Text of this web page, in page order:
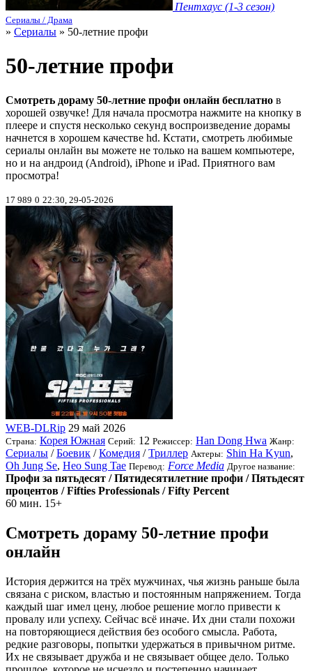
Пентхаус (1-3 сезон)
Сериалы / Драма
» Сериалы » 50-летние профи
50-летние профи
Смотреть дораму 50-летние профи онлайн бесплатно в
хорошей озвучке! Для начала просмотра нажмите на кнопку в
плеере и спустя несколько секунд воспроизведение дорамы
начнется в хорошем качестве hd. Кстати, смотреть любимые
сериалы онлайн вы можете не только на вашем компьютере,
но и на андроид (Android), iPhone и iPad. Приятного вам
просмотра!
17 989 0 22:30, 29-05-2026
WEB-DLRip 29 май 2026
Страна: Корея Южная Серий: 12 Режиссер: Han Dong Hwa Жанр:
Сериалы /Боевик /Комедия /Триллер Актеры: Shin Ha Kyun,
Oh Jung Se, Heo Sung Tae Перевод: Force Media Другое название:
Профи за пятьдесят / Пятидесятилетние профи / Пятьдесят
процентов / Fifties Professionals / Fifty Percent
60 мин. 15+
Смотреть дораму 50-летние профи
онлайн
История держится на трёх мужчинах, чья жизнь раньше была
связана с риском, властью и постоянным напряжением. Тогда
каждый шаг имел цену, любое решение могло привести к
провалу или успеху. Сейчас всё иначе. Их дни стали похожи
на повторяющиеся действия без особого смысла. Работа,
редкие разговоры, попытки удержаться в привычном ритме.
Их не связывает дружба и не связывает общее дело. Только